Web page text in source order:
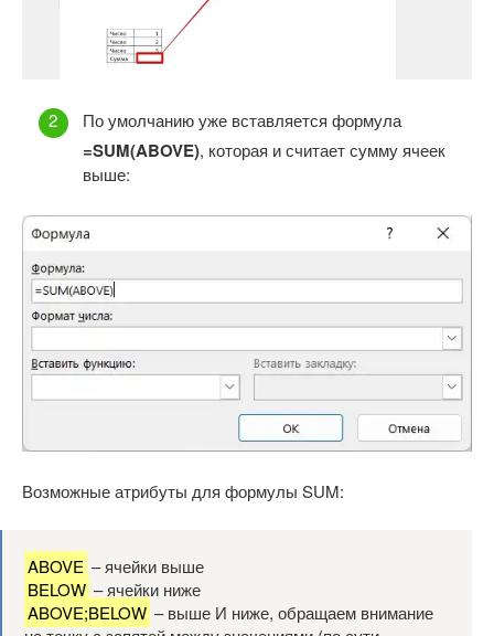
По умолчанию уже вставляется формула
=SUM(ABOVE), которая и считает сумму ячеек
выше:
Возможные атрибуты для формулы SUM:
ABOVE – ячейки выше
BELOW – ячейки ниже
ABOVE;BELOW – выше И ниже, обращаем внимание